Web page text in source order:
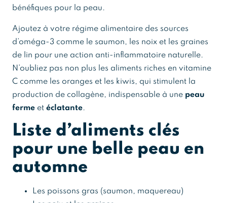
bénéfiques pour la peau.
Ajoutez à votre régime alimentaire des sources
d’oméga-3 comme le saumon, les noix et les graines
de lin pour une action anti-inflammatoire naturelle.
N’oubliez pas non plus les aliments riches en vitamine
C comme les oranges et les kiwis, qui stimulent la
production de collagène, indispensable à une peau
ferme et éclatante.
Liste d’aliments clés
pour une belle peau en
automne
Les poissons gras (saumon, maquereau)